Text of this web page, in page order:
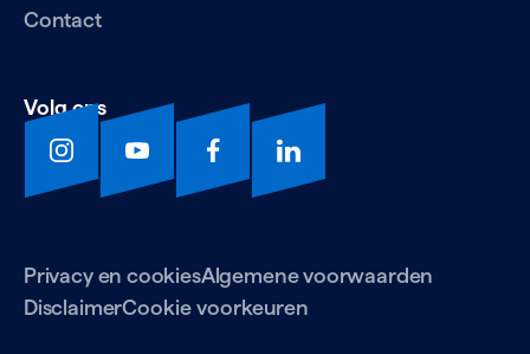
Contact
Privacy en cookiesAlgemene voorwaarden
DisclaimerCookie voorkeuren
Volg ons